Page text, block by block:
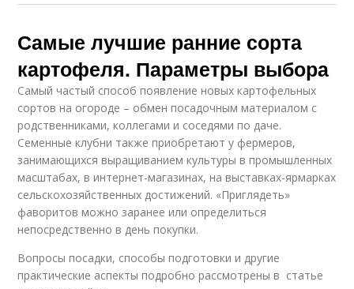
Самые лучшие ранние сорта
картофеля. Параметры выбора
Самый частый способ появление новых картофельных
сортов на огороде – обмен посадочным материалом с
родственниками, коллегами и соседями по даче.
Семенные клубни также приобретают у фермеров,
занимающихся выращиванием культуры в промышленных
масштабах, в интернет-магазинах, на выставках-ярмарках
сельскохозяйственных достижений. «Приглядеть»
фаворитов можно заранее или определиться
непосредственно в день покупки.
Вопросы посадки, способы подготовки и другие
практические аспекты подробно рассмотрены в статье